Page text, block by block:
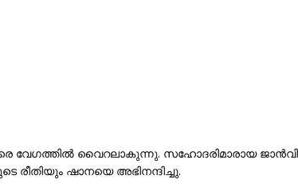
വേഗത്തിൽ വൈറലാകുന്നു. സഹോദരിമാരായ
രീതിയും ഷാനയെ അഭിനന്ദിച്ചു.